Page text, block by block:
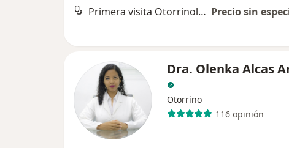
Primera visita Otorrinolaringología Precio sin
Dra. Olenka Alcas
Otorrino
116 opinión